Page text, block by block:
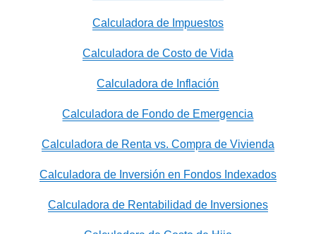
Calculadora de Impuestos
Calculadora de Costo de Vida
Calculadora de Inflación
Calculadora de Fondo de Emergencia
Calculadora de Renta vs. Compra de Vivienda
Calculadora de Inversión en Fondos Indexados
Calculadora de Rentabilidad de Inversiones